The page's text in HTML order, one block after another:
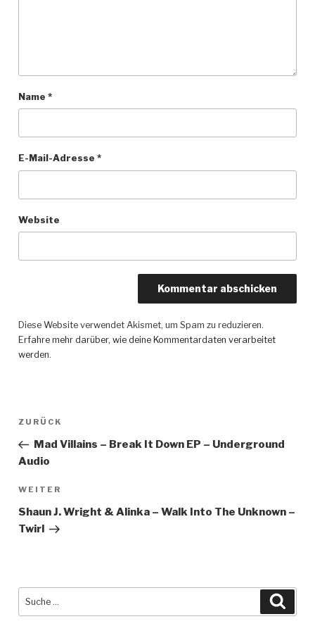
Name *
E-Mail-Adresse *
Website
Diese Website verwendet Akismet, um Spam zu reduzieren.
Erfahre mehr darüber, wie deine Kommentardaten verarbeitet
werden.
Beitragsnavigation
Vorheriger
Beitrag
ZURÜCK
Mad Villains – Break It Down EP – Underground
Audio
Nächster
Beitrag
WEITER
Shaun J. Wright & Alinka – Walk Into The Unknown –
Twirl